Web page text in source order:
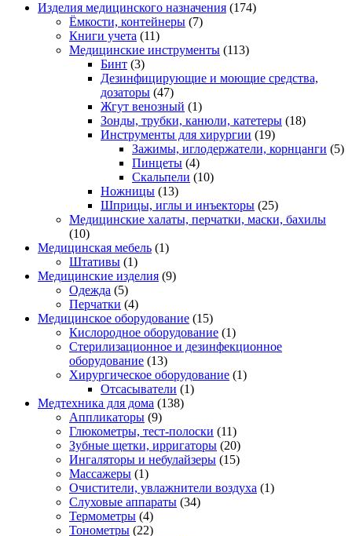
Изделия медицинского назначения (174)
Ёмкости, контейнеры (7)
Книги учета (11)
Медицинские инструменты (113)
Бинт (3)
Дезинфицирующие и моющие средства,
дозаторы (47)
Жгут венозный (1)
Зонды, трубки, канюли, катетеры (18)
Инструменты для хирургии (19)
Зажимы, иглодержатели, корнцанги (5)
Пинцеты (4)
Скальпели (10)
Ножницы (13)
Шприцы, иглы и инъекторы (25)
Медицинские халаты, перчатки, маски, бахилы
(10)
Медицинская мебель (1)
Штативы (1)
Медицинские изделия (9)
Одежда (5)
Перчатки (4)
Медицинское оборудование (15)
Кислородное оборудование (1)
Стерилизационное и дезинфекционное
оборудование (13)
Хирургическое оборудование (1)
Отсасыватели (1)
Медтехника для дома (138)
Аппликаторы (9)
Глюкометры, тест-полоски (11)
Зубные щетки, ирригаторы (20)
Ингаляторы и небулайзеры (15)
Массажеры (1)
Очистители, увлажнители воздуха (1)
Слуховые аппараты (34)
Термометры (4)
Тонометры (22)